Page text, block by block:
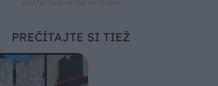
PREČÍTAJTE SI TIEŽ